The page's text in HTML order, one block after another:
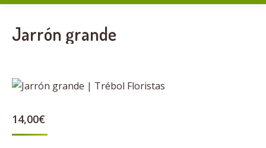
Jarrón grande
14,00€